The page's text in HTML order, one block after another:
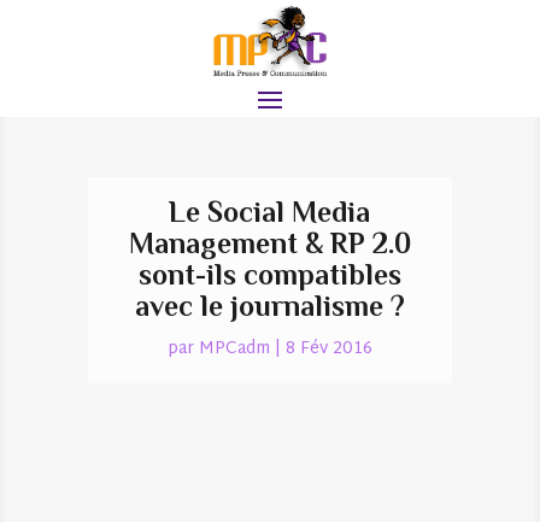
Le Social Media
Management & RP 2.0
sont-ils compatibles
avec le journalisme ?
par MPCadm | 8 Fév 2016